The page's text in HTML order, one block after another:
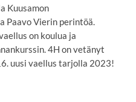
Kuusamon
Paavo Vierin perintöä.
on koulua ja
4H on vetänyt
uusi vaellus tarjolla 2023!